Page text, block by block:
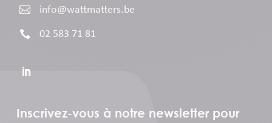
 info@wattmatters.be
 02 583 71 81
Inscrivez-vous à notre newsletter pour